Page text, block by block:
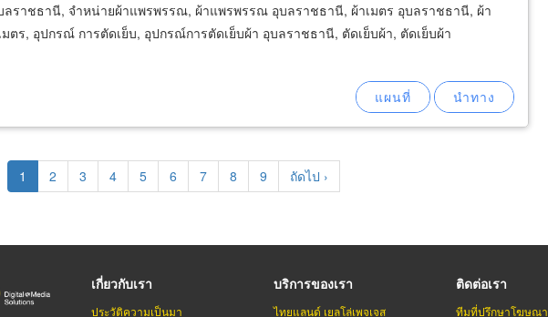
ราชธานี, จำหน่ายผ้าแพรพรรณ, ผ้าแพรพรรณ อุบลราชธานี, ผ้าเมตร อุบลราชธานี, ผ้า
ตร, อุปกรณ์ การตัดเย็บ, อุปกรณ์การตัดเย็บผ้า อุบลราชธานี, ตัดเย็บผ้า, ตัดเย็บผ้า
Current
page
1 Page
2 Page
3 Page
4 Page
5 Page
6 Page
7 Page
8 Page
9
Next
page
ถัดไป ›
เกี่ยวกับเรา
ประวัติความเป็นมา
บริการของเรา
ไทยแลนด์ เยลโล่เพจเจส
ติดต่อเรา
ทีมที่ปรึกษาโฆษณา